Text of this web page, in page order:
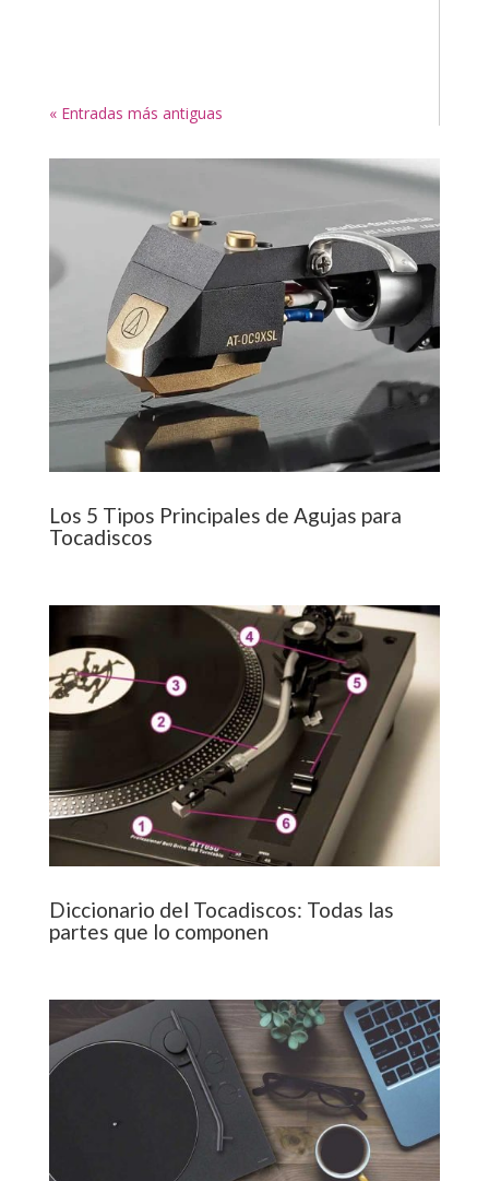
Los 5 Tipos Principales de Agujas para
Tocadiscos
Diccionario del Tocadiscos: Todas las
partes que lo componen
Cómo conectar un tocadiscos a un
ordenador: Guía Completa